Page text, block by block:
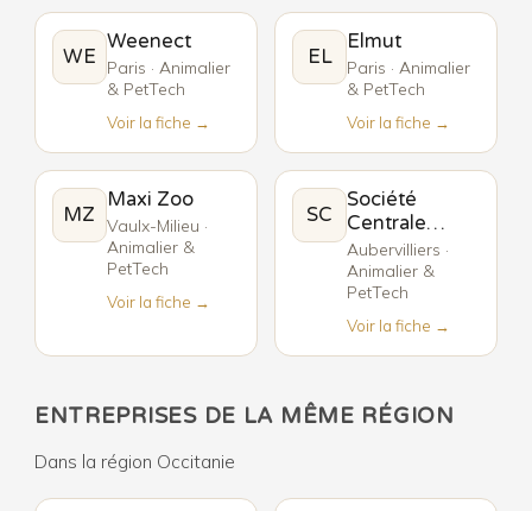
WE
Weenect
Paris · Animalier
& PetTech
Voir la fiche →
EL
Elmut
Paris · Animalier
& PetTech
Voir la fiche →
MZ
Maxi Zoo
Vaulx-Milieu ·
Animalier &
PetTech
Voir la fiche →
SC
Société
Centrale
Canine
Aubervilliers ·
Animalier &
PetTech
Voir la fiche →
ENTREPRISES DE LA MÊME RÉGION
Dans la région Occitanie